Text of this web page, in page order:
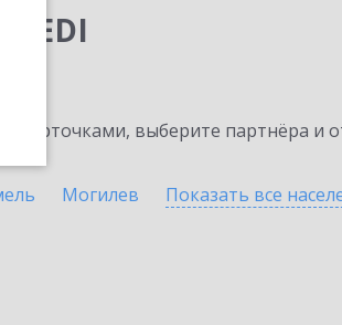
выберите партнёра и
Могилев Показать все